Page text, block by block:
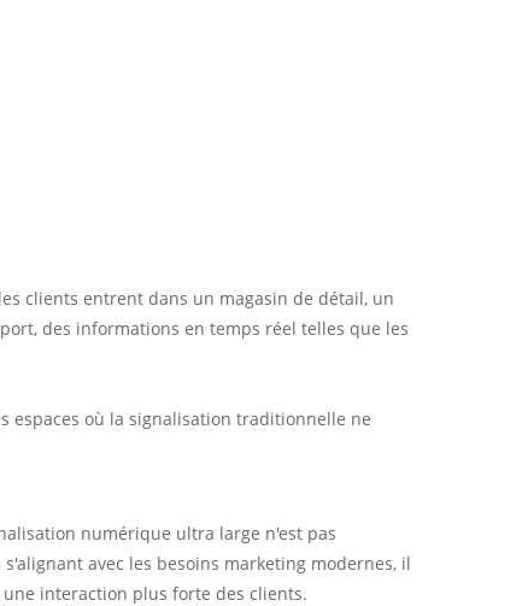
clients entrent dans un magasin de détail, un
des informations en temps réel telles que les
espaces où la signalisation traditionnelle ne
numérique ultra large n'est pas
avec les besoins marketing modernes, il
interaction plus forte des clients.